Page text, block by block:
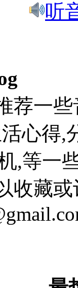
听
荐一
心得,
,等一
收藏